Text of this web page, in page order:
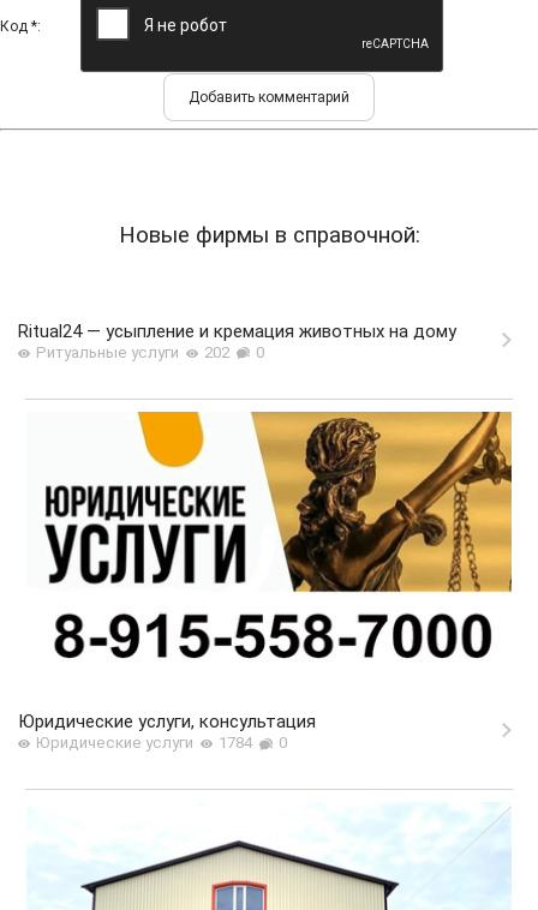
Код *:
Новые фирмы в справочной:
Ritual24 — усыпление и кремация животных на дому
Ритуальные услуги 202 0
Юридические услуги, консультация
Юридические услуги 1784 0